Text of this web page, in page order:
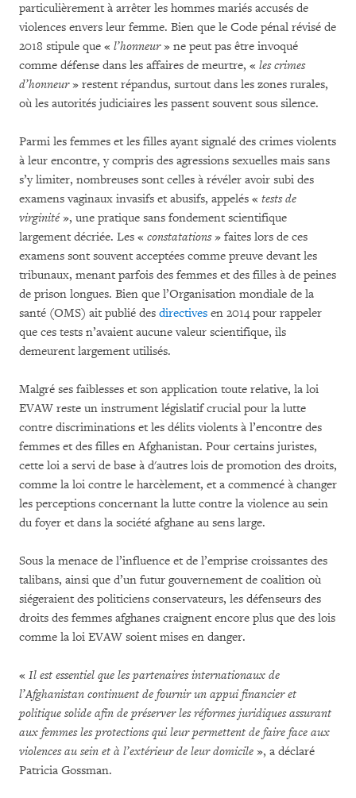
particulièrement à arrêter les hommes mariés accusés de
violences envers leur femme. Bien que le Code pénal révisé de
2018 stipule que « l’honneur» ne peut pas être invoqué
comme défense dans les affaires de meurtre, « les crimes
d’honneur» restent répandus, surtout dans les zones rurales,
où les autorités judiciaires les passent souvent sous silence.
Parmi les femmes et les filles ayant signalé des crimes violents
à leur encontre, y compris des agressions sexuelles mais sans
s’y limiter, nombreuses sont celles à révéler avoir subi des
examens vaginaux invasifs et abusifs, appelés « tests de
virginité», une pratique sans fondement scientifique
largement décriée. Les « constatations» faites lors de ces
examens sont souvent acceptées comme preuve devant les
tribunaux, menant parfois des femmes et des filles à de peines
de prison longues. Bien que l’Organisation mondiale de la
santé (OMS) ait publié des directives en 2014 pour rappeler
que ces tests n’avaient aucune valeur scientifique, ils
demeurent largement utilisés.
Malgré ses faiblesses et son application toute relative, la loi
EVAW reste un instrument législatif crucial pour la lutte
contre discriminations et les délits violents à l’encontre des
femmes et des filles en Afghanistan. Pour certains juristes,
cette loi a servi de base à d'autres lois de promotion des droits,
comme la loi contre le harcèlement, et a commencé à changer
les perceptions concernant la lutte contre la violence au sein
du foyer et dans la société afghane au sens large.
Sous la menace de l’influence et de l’emprise croissantes des
talibans, ainsi que d’un futur gouvernement de coalition où
siégeraient des politiciens conservateurs, les défenseurs des
droits des femmes afghanes craignent encore plus que des lois
comme la loi EVAW soient mises en danger.
« Il est essentiel que les partenaires internationaux de
l’Afghanistan continuent de fournir un appui financier et
politique solide afin de préserver les réformes juridiques assurant
aux femmes les protections qui leur permettent de faire face aux
violences au sein et à l’extérieur de leur domicile », a déclaré
Patricia Gossman.